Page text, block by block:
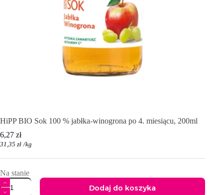
HiPP BIO Sok 100 % jabłka-winogrona po 4. miesiącu, 200ml
6,27 zł
31,35 zł /kg
Na stanie
ilość
HiPP
Dodaj do koszyka